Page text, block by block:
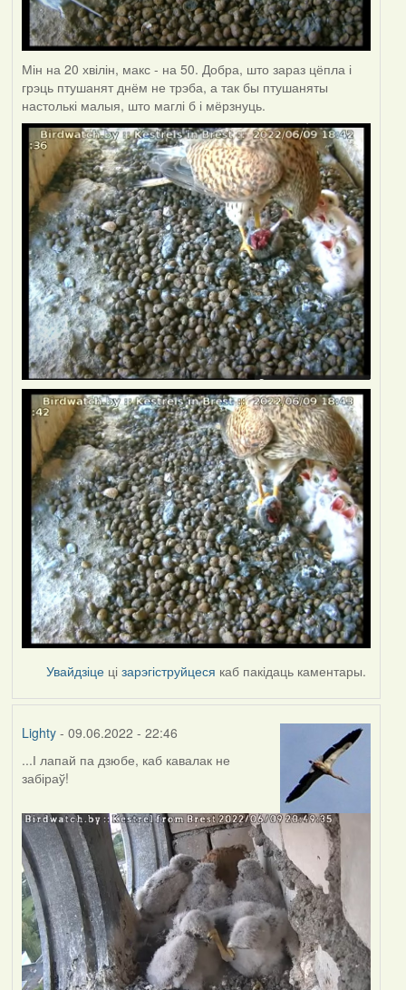
Мін на 20 хвілін, макс - на 50. Добра, што зараз цёпла і
грэць птушанят днём не трэба, а так бы птушаняты
настолькі малыя, што маглі б і мёрзнуць.
Увайдзіце цізарэгіструйцеся каб пакідаць каментары.
Lighty- 09.06.2022 - 22:46
...І лапай па дзюбе, каб кавалак не
забіраў!